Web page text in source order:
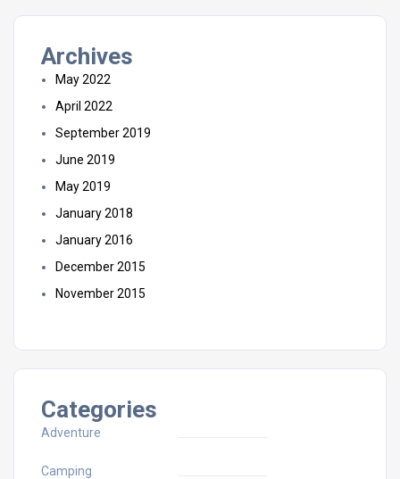
Archives
May 2022
April 2022
September 2019
June 2019
May 2019
January 2018
January 2016
December 2015
November 2015
Categories
Adventure
Camping